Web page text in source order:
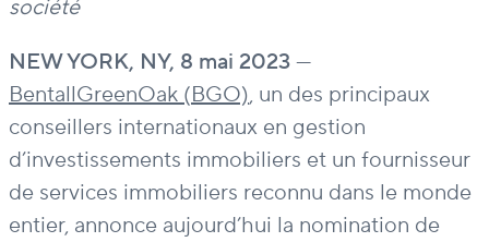
société
NEW YORK, NY, 8 mai 2023—
BentallGreenOak (BGO), un des principaux
conseillers internationaux en gestion
d’investissements immobiliers et un fournisseur
de services immobiliers reconnu dans le monde
entier, annonce aujourd’hui la nomination de